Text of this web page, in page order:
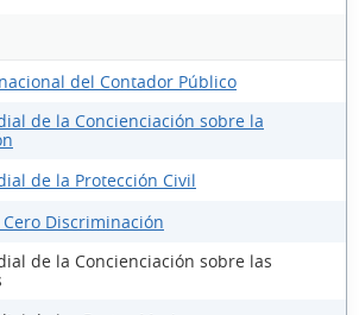
del Contador Público
de la Concienciación sobre la
de la Protección Civil
Discriminación
de la Concienciación sobre las